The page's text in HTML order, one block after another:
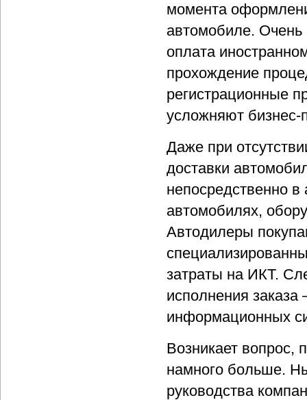
момента
автомобиле. Очень
оплата
прохождение
регистрационные
усложняют бизнес-
Даже при
доставки
непосредственно
автомобилях,
Автодилеры
затраты на ИКТ.
исполнения
информационных
Возникает вопрос,
намного больше.
руководства